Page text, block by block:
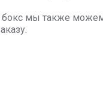
бокс мы также